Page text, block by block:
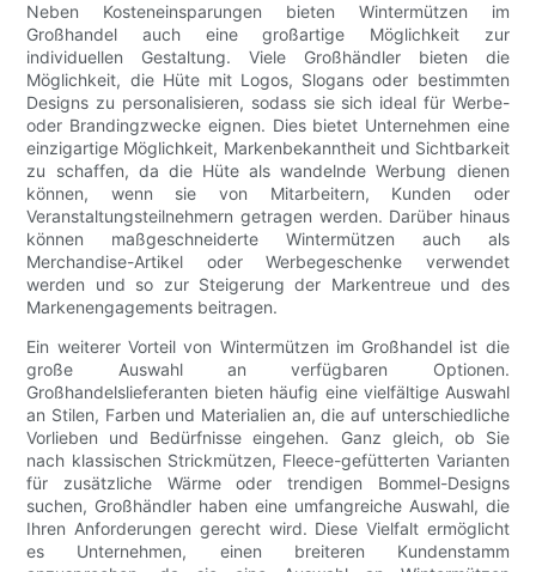
Neben Kosteneinsparungen bieten Wintermützen im
Großhandel auch eine großartige Möglichkeit zur
individuellen Gestaltung. Viele Großhändler bieten die
Möglichkeit, die Hüte mit Logos, Slogans oder bestimmten
Designs zu personalisieren, sodass sie sich ideal für Werbe-
oder Brandingzwecke eignen. Dies bietet Unternehmen eine
einzigartige Möglichkeit, Markenbekanntheit und Sichtbarkeit
zu schaffen, da die Hüte als wandelnde Werbung dienen
können, wenn sie von Mitarbeitern, Kunden oder
Veranstaltungsteilnehmern getragen werden. Darüber hinaus
können maßgeschneiderte Wintermützen auch als
Merchandise-Artikel oder Werbegeschenke verwendet
werden und so zur Steigerung der Markentreue und des
Markenengagements beitragen.
Ein weiterer Vorteil von Wintermützen im Großhandel ist die
große Auswahl an verfügbaren Optionen.
Großhandelslieferanten bieten häufig eine vielfältige Auswahl
an Stilen, Farben und Materialien an, die auf unterschiedliche
Vorlieben und Bedürfnisse eingehen. Ganz gleich, ob Sie
nach klassischen Strickmützen, Fleece-gefütterten Varianten
für zusätzliche Wärme oder trendigen Bommel-Designs
suchen, Großhändler haben eine umfangreiche Auswahl, die
Ihren Anforderungen gerecht wird. Diese Vielfalt ermöglicht
es Unternehmen, einen breiteren Kundenstamm